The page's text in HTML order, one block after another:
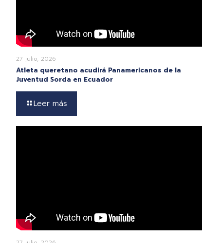
27 julio, 2026
Atleta queretano acudirá Panamericanos de la
Juventud Sorda en Ecuador
Leer más